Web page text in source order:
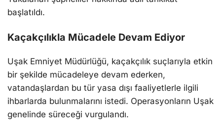
başlatıldı.
Kaçakçılıkla Mücadele Devam Ediyor
Uşak Emniyet Müdürlüğü, kaçakçılık suçlarıyla etkin
bir şekilde mücadeleye devam ederken,
vatandaşlardan bu tür yasa dışı faaliyetlerle ilgili
ihbarlarda bulunmalarını istedi. Operasyonların Uşak
genelinde süreceği vurgulandı.